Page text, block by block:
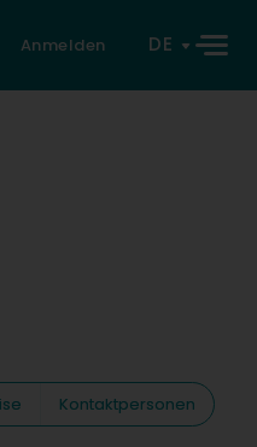
Anmelden DE
Kontaktpersonen